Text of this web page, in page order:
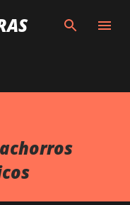
principal